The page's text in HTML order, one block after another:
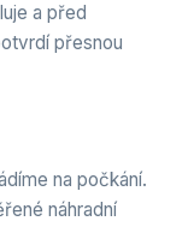
a před
přesnou
na počkání.
náhradní